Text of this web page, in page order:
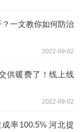
一文教你如何防治
2022-09-02
供暖费了！线上线
2022-09-02
率100.5% 河北提